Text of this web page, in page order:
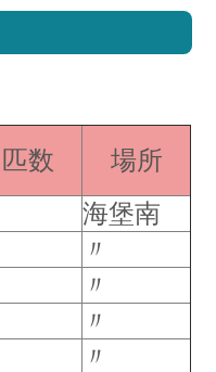
匹数
場所
海堡南
〃
〃
〃
〃